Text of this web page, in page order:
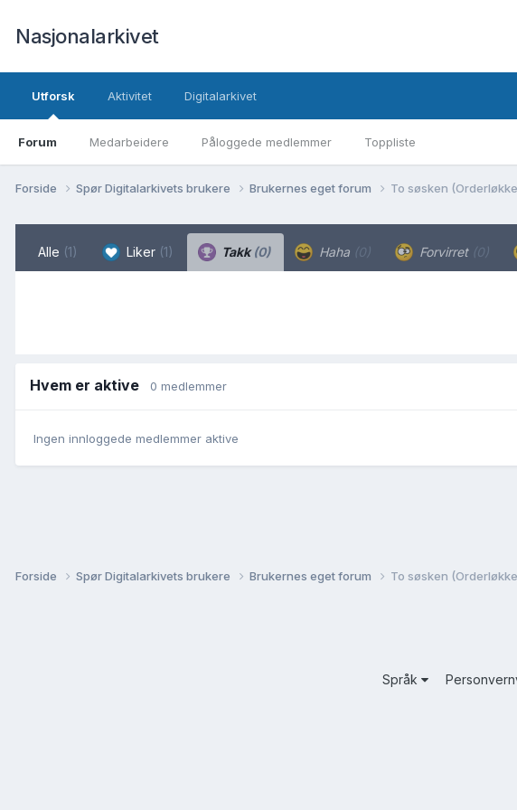
Nasjonalarkivet
Utforsk
Forum Medarbeidere Påloggede medlemmer Toppliste
Aktivitet Digitalarkivet
Forside Spør Digitalarkivets brukere Brukernes eget forum To søsken
Alle (1) Liker (1) Takk(0) Haha (0) Forvirret (0)
Hvem er aktive 0 medlemmer
Ingen innloggede medlemmer aktive
Forside Spør Digitalarkivets brukere Brukernes eget forum To søsken
Språk